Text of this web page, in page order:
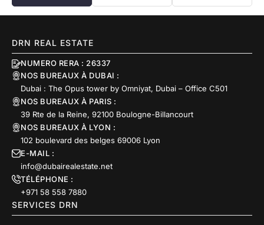
DRN REAL ESTATE
NUMERO RERA : 26337
NOS BUREAUX À DUBAI :
Dubai : The Opus tower by Omniyat, Dubai – Office C501
NOS BUREAUX À PARIS :
39 Rte de la Reine, 92100 Boulogne-Billancourt
NOS BUREAUX À LYON :
102 boulevard des belges 69006 Lyon
E-MAIL :
info@dubairealestate.net
TÉLÉPHONE :
+971 58 558 7880
SERVICES DRN